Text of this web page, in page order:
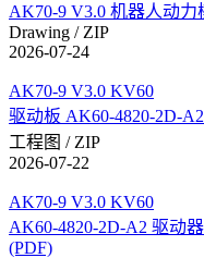
AK70-9 V3.0 机器人动力
Drawing / ZIP
2026-07-24
AK70-9 V3.0 KV60
驱动板 AK60-4820-2D-
工程图 / ZIP
2026-07-22
AK70-9 V3.0 KV60
AK60-4820-2D-A2 驱动
(PDF)